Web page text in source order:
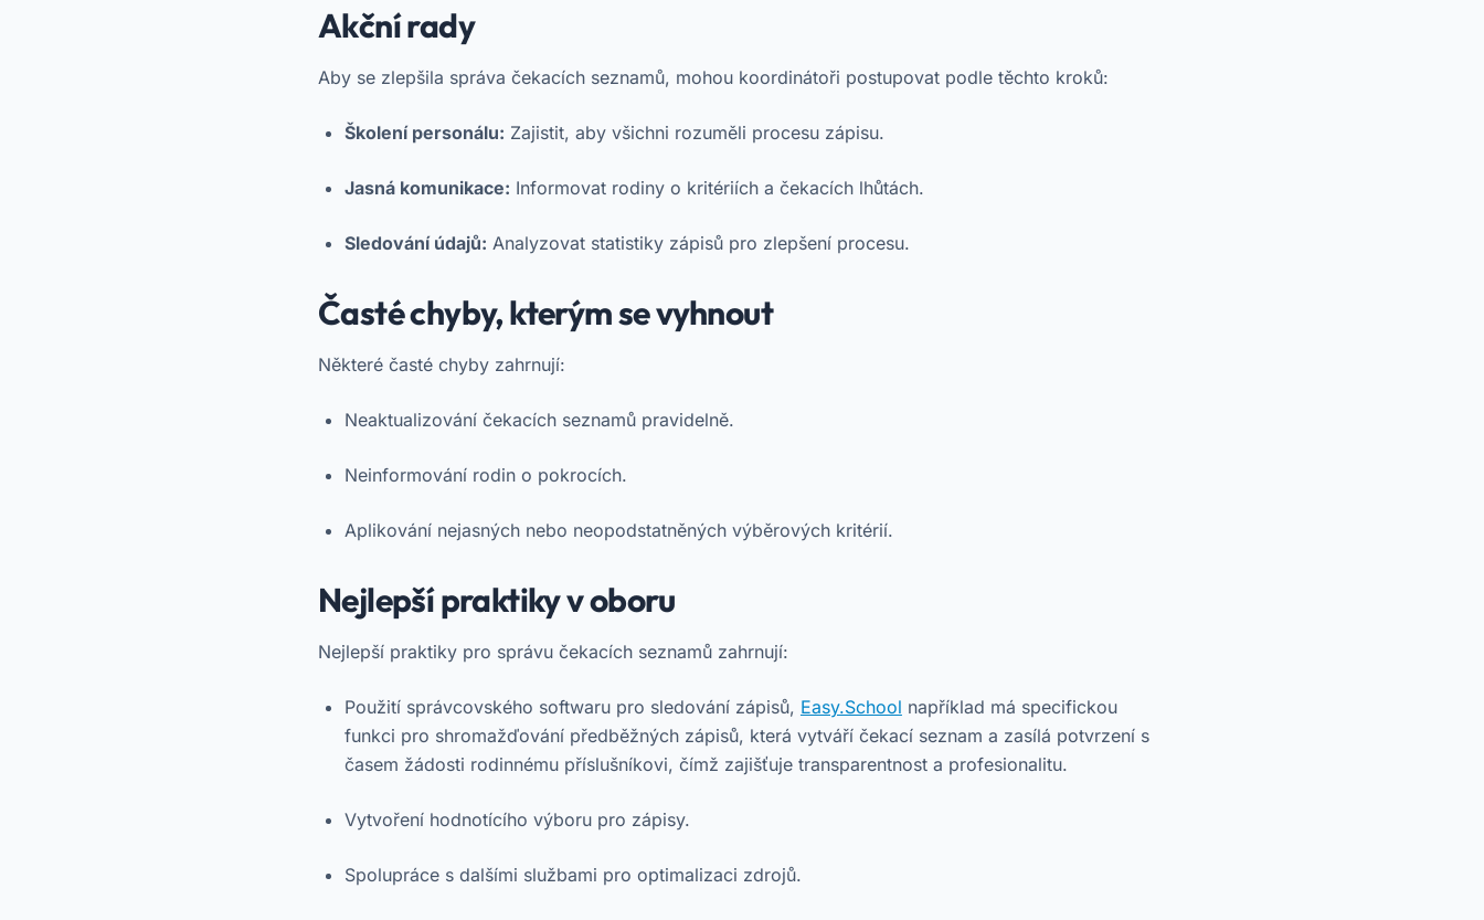
Akční rady
Aby se zlepšila správa čekacích seznamů, mohou koordinátoři postupovat podle těchto kroků:
Školení personálu: Zajistit, aby všichni rozuměli procesu zápisu.
Jasná komunikace: Informovat rodiny o kritériích a čekacích lhůtách.
Sledování údajů: Analyzovat statistiky zápisů pro zlepšení procesu.
Časté chyby, kterým se vyhnout
Některé časté chyby zahrnují:
Neaktualizování čekacích seznamů pravidelně.
Neinformování rodin o pokrocích.
Aplikování nejasných nebo neopodstatněných výběrových kritérií.
Nejlepší praktiky v oboru
Nejlepší praktiky pro správu čekacích seznamů zahrnují:
Použití správcovského softwaru pro sledování zápisů, Easy.School například má specifickou
funkci pro shromažďování předběžných zápisů, která vytváří čekací seznam a zasílá potvrzení s
časem žádosti rodinnému příslušníkovi, čímž zajišťuje transparentnost a profesionalitu.
Vytvoření hodnotícího výboru pro zápisy.
Spolupráce s dalšími službami pro optimalizaci zdrojů.